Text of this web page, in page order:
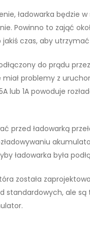
ładowarka będzie
Powinno to zająć
czas, aby
do prądu
problemy z
lub 1A powoduje
przed ładowarką
ładowarka była
została
standardowych, ale